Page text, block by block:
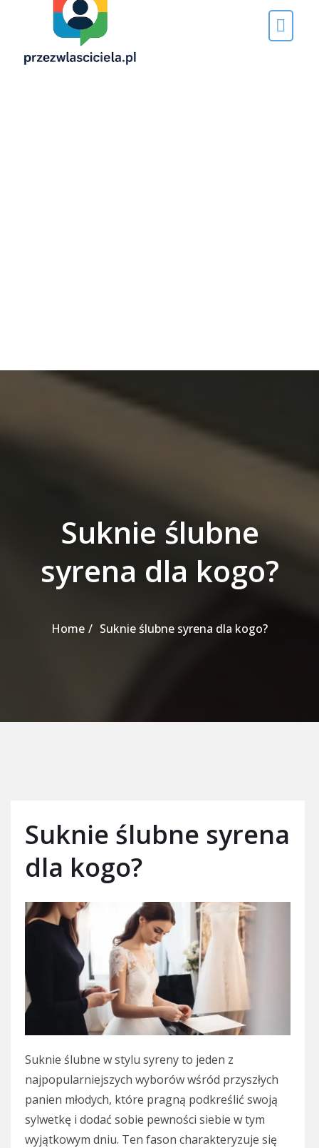
Suknie ślubne
syrena dla kogo?
Home Suknie ślubne syrena dla kogo?
Suknie ślubne syrena
dla kogo?
Suknie ślubne w stylu syreny to jeden z
najpopularniejszych wyborów wśród przyszłych
panien młodych, które pragną podkreślić swoją
sylwetkę i dodać sobie pewności siebie w tym
wyjątkowym dniu. Ten fason charakteryzuje się